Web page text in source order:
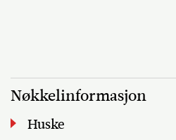
Nøkkelinformasjon
Huske